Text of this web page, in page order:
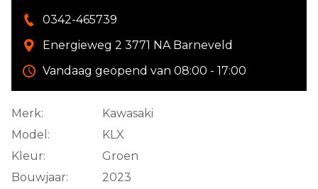
0342-465739
Energieweg 2 3771 NA Barneveld
Vandaag geopend van 08:00 - 17:00
Merk:
Kawasaki
Model:
KLX
Kleur:
Groen
Bouwjaar:
2023